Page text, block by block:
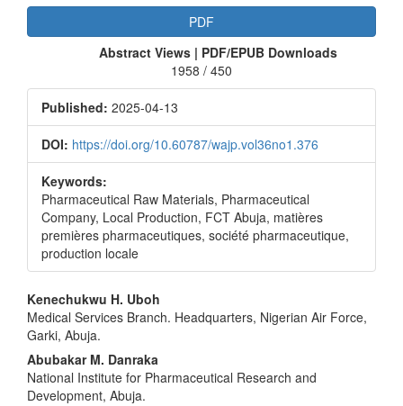
Article
Sidebar
PDF
Abstract Views | PDF/EPUB Downloads
1958 / 450
Published: 2025-04-13
DOI: https://doi.org/10.60787/wajp.vol36no1.376
Keywords:
Pharmaceutical Raw Materials, Pharmaceutical
Company, Local Production, FCT Abuja, matières
premières pharmaceutiques, société pharmaceutique,
production locale
Main
Article
Content
Kenechukwu H. Uboh
Medical Services Branch. Headquarters, Nigerian Air Force,
Garki, Abuja.
Abubakar M. Danraka
National Institute for Pharmaceutical Research and
Development, Abuja.